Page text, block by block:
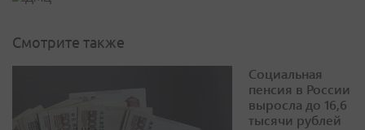
Смотрите также
Социальная
пенсия в России
выросла до 16,6
тысячи рублей